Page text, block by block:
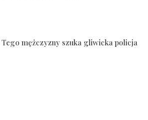
Tego mężczyzny szuka gliwicka policja